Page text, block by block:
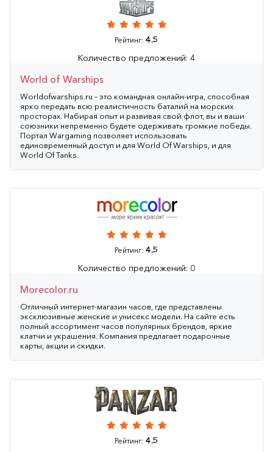
Рейтинг: 4.5
Количество предложений: 4
World of Warships
Worldofwarships.ru – это командная онлайн-игра, способная
ярко передать всю реалистичность баталий на морских
просторах. Набирая опыт и развивая свой флот, вы и ваши
союзники непременно будете одерживать громкие победы.
Портал Wargaming позволяет использовать
единовременный доступ и для World Of Warships, и для
World Of Tanks.
Рейтинг: 4.5
Количество предложений: 0
Morecolor.ru
Отличный интернет-магазин часов, где представлены
эксклюзивные женские и унисекс модели. На сайте есть
полный ассортимент часов популярных брендов, яркие
клатчи и украшения. Компания предлагает подарочные
карты, акции и скидки.
Рейтинг: 4.5